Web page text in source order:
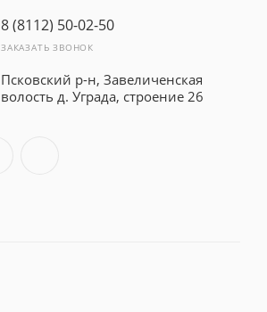
8 (8112) 50-02-50
ЗАКАЗАТЬ ЗВОНОК
Псковский р-н, Завеличенская
волость д. Уграда, строение 26